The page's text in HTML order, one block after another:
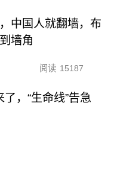
中国人就翻墙，布
墙角
阅读 15187
，“生命线”告急